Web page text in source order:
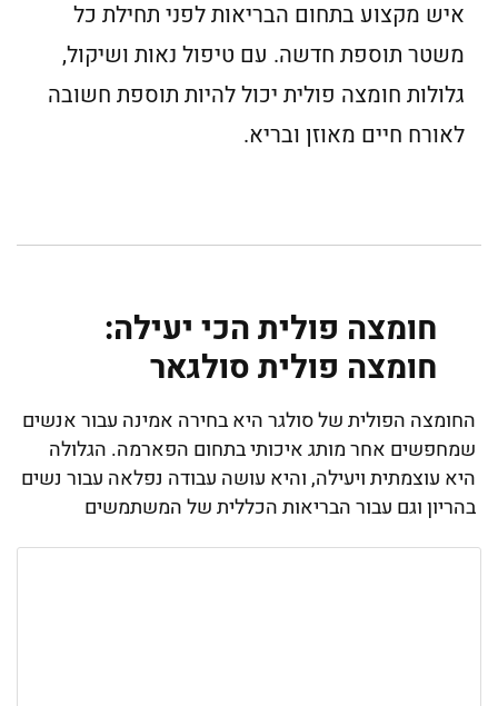
איש מקצוע בתחום הבריאות לפני תחילת כל
משטר תוספת חדשה. עם טיפול נאות ושיקול,
גלולות חומצה פולית יכול להיות תוספת חשובה
לאורח חיים מאוזן ובריא.
חומצה פולית הכי יעילה:
חומצה פולית סולגאר
החומצה הפולית של סולגר היא בחירה אמינה עבור אנשים
שמחפשים אחר מותג איכותי בתחום הפארמה. הגלולה
היא עוצמתית ויעילה, והיא עושה עבודה נפלאה עבור נשים
בהריון וגם עבור הבריאות הכללית של המשתמשים